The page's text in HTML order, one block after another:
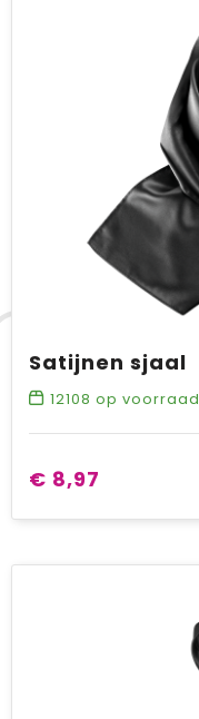
Satijnen sjaal
12108 op voorraad
€ 8,97